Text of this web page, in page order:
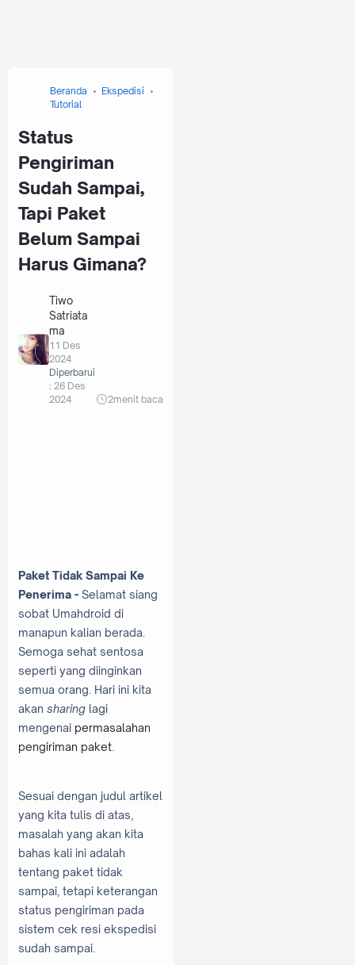
Beranda
Ekspedisi
Tutorial
Status
Pengiriman
Sudah Sampai,
Tapi Paket
Belum Sampai
Harus Gimana?
Tiwo
Satriata
ma
11 Des
2024
Diperbarui
: 26 Des
2024
2menit baca
Paket Tidak Sampai Ke
Penerima - Selamat siang
sobat Umahdroid di
manapun kalian berada.
Semoga sehat sentosa
seperti yang diinginkan
semua orang. Hari ini kita
akan sharing lagi
mengenai permasalahan
pengiriman paket
Sesuai dengan judul artikel
yang kita tulis di atas,
masalah yang akan kita
bahas kali ini adalah
tentang paket tidak
sampai, tetapi keterangan
status pengiriman pada
sistem cek resi ekspedisi
sudah sampai.